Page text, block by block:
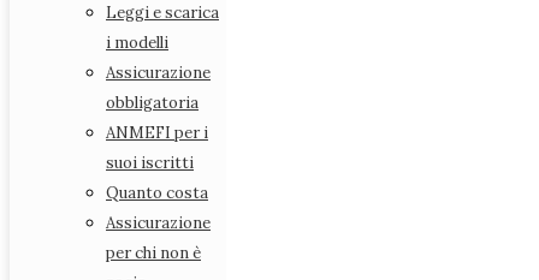
Leggi e scarica
i modelli
Assicurazione
obbligatoria
ANMEFI per i
suoi iscritti
Quanto costa
Assicurazione
per chi non è
Assicurazione obbligatoria
ANMEFI per i suoi iscritti
Quanto costa
Assicurazione per chi non è socio
Ho un dubbio…
Come procedere
Come effettuare i versamenti
Riepilogo quote
RCAuto